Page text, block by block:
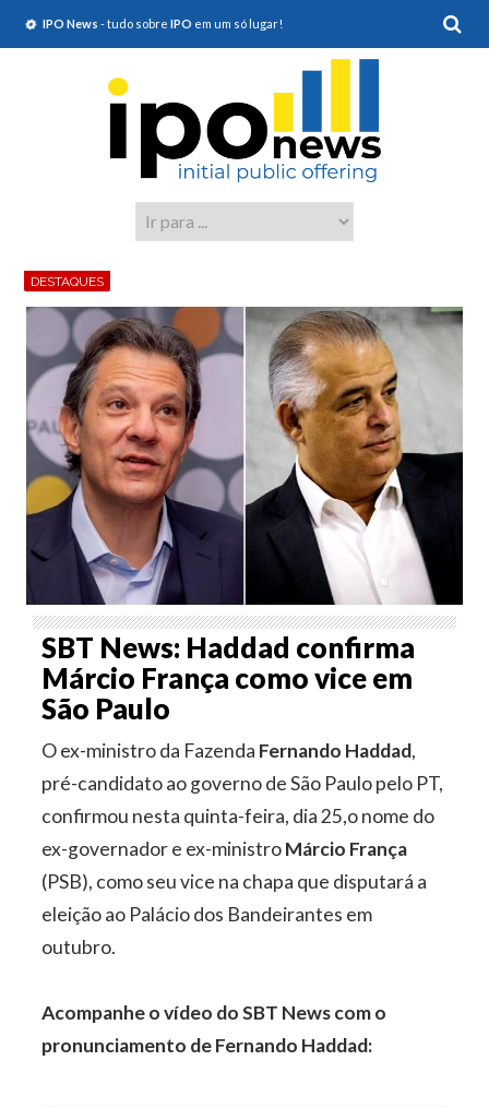
IPO News - tudo sobre IPO em um só lugar!
DESTAQUES
SBT News: Haddad confirma
Márcio França como vice em
São Paulo
O ex-ministro da Fazenda Fernando Haddad,
pré-candidato ao governo de São Paulo pelo PT,
confirmou nesta quinta-feira, dia 25,o nome do
ex-governador e ex-ministroMárcio França
(PSB), como seu vice na chapa que disputará a
eleição ao Palácio dos Bandeirantes em
outubro.
Acompanhe o vídeo do SBT News com o
pronunciamento de Fernando Haddad: